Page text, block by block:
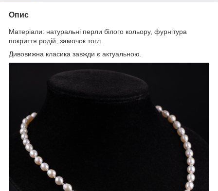
Опис
Матеріали: натуральні перли білого кольору, фурнітура
покриття родій, замочок тогл.
Дивовижна класика завжди є актуальною.